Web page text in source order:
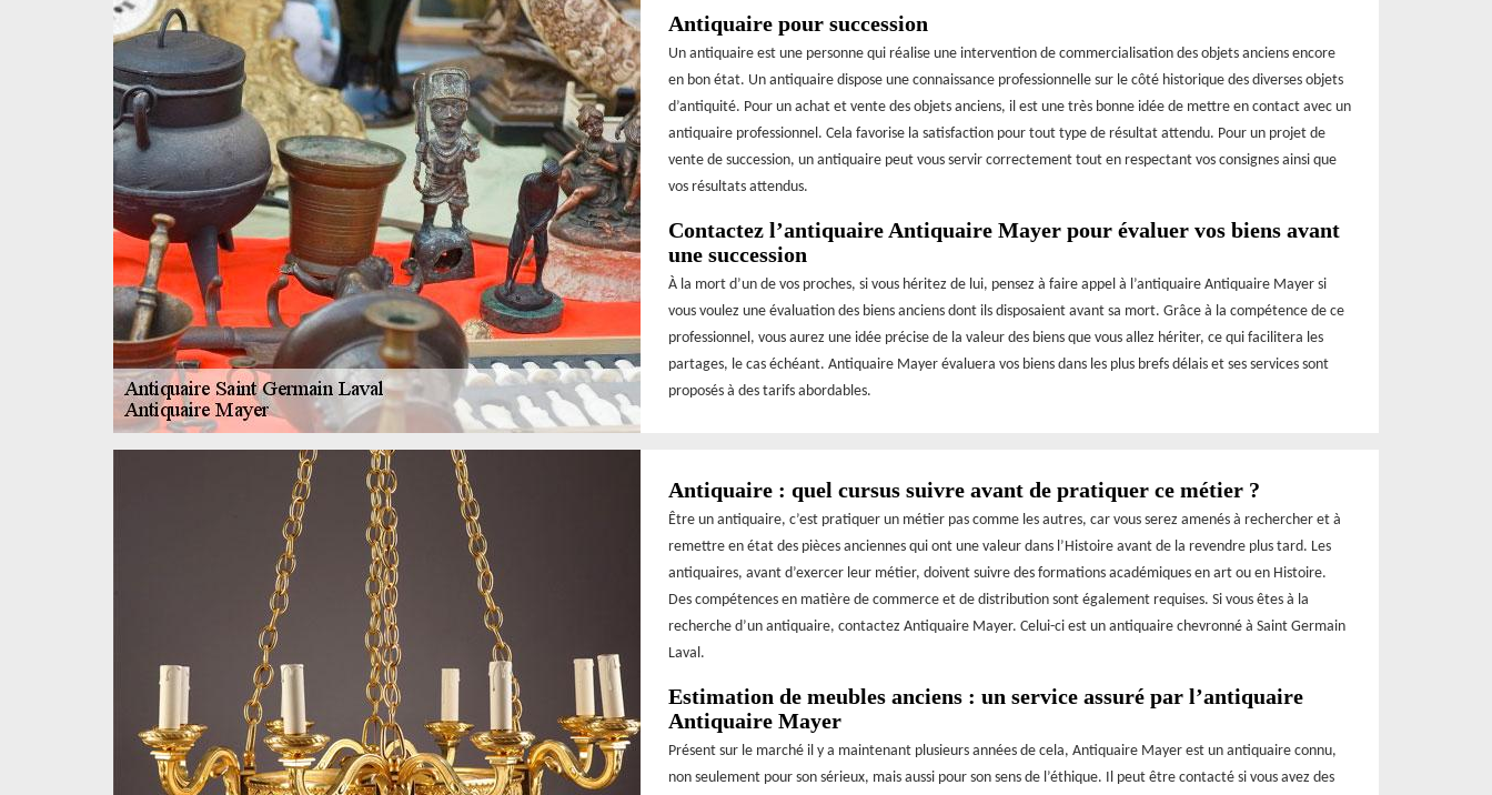
Antiquaire pour succession
Un antiquaire est une personne qui réalise une intervention de commercialisation des objets anciens encore
en bon état. Un antiquaire dispose une connaissance professionnelle sur le côté historique des diverses objets
d’antiquité. Pour un achat et vente des objets anciens, il est une très bonne idée de mettre en contact avec un
antiquaire professionnel. Cela favorise la satisfaction pour tout type de résultat attendu. Pour un projet de
vente de succession, un antiquaire peut vous servir correctement tout en respectant vos consignes ainsi que
vos résultats attendus.
Contactez l’antiquaire Antiquaire Mayer pour évaluer vos biens avant
une succession
À la mort d’un de vos proches, si vous héritez de lui, pensez à faire appel à l’antiquaire Antiquaire Mayer si
vous voulez une évaluation des biens anciens dont ils disposaient avant sa mort. Grâce à la compétence de ce
professionnel, vous aurez une idée précise de la valeur des biens que vous allez hériter, ce qui facilitera les
partages, le cas échéant. Antiquaire Mayer évaluera vos biens dans les plus brefs délais et ses services sont
proposés à des tarifs abordables.
Antiquaire : quel cursus suivre avant de pratiquer ce métier ?
Être un antiquaire, c’est pratiquer un métier pas comme les autres, car vous serez amenés à rechercher et à
remettre en état des pièces anciennes qui ont une valeur dans l’Histoire avant de la revendre plus tard. Les
antiquaires, avant d’exercer leur métier, doivent suivre des formations académiques en art ou en Histoire.
Des compétences en matière de commerce et de distribution sont également requises. Si vous êtes à la
recherche d’un antiquaire, contactez Antiquaire Mayer. Celui-ci est un antiquaire chevronné à Saint Germain
Laval.
Estimation de meubles anciens : un service assuré par l’antiquaire
Antiquaire Mayer
Présent sur le marché il y a maintenant plusieurs années de cela, Antiquaire Mayer est un antiquaire connu,
non seulement pour son sérieux, mais aussi pour son sens de l’éthique. Il peut être contacté si vous avez des